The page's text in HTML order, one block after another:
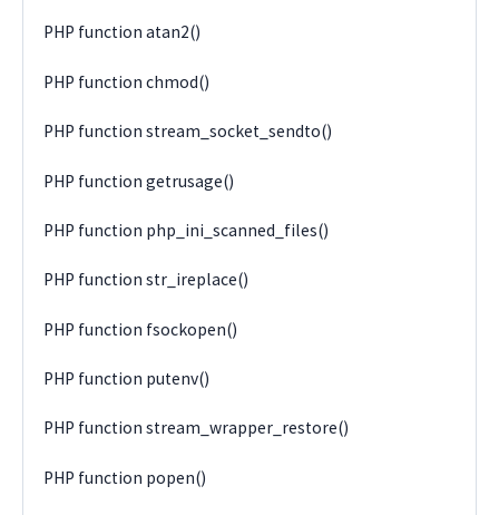
PHP function atan2()
PHP function chmod()
PHP function stream_socket_sendto()
PHP function getrusage()
PHP function php_ini_scanned_files()
PHP function str_ireplace()
PHP function fsockopen()
PHP function putenv()
PHP function stream_wrapper_restore()
PHP function popen()